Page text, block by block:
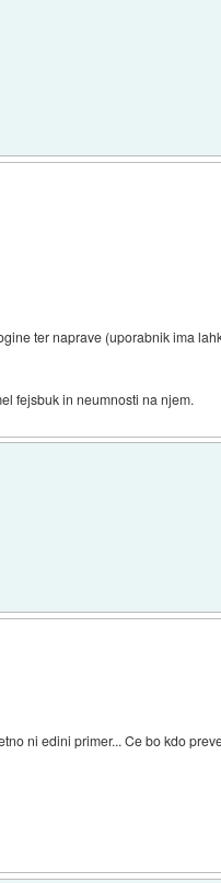
ter naprave (uporabnik ima
fejsbuk in neumnosti na njem.
ni edini primer... Ce bo kdo